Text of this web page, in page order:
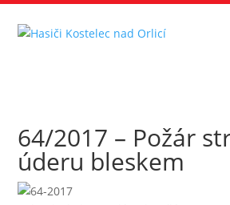
64/2017 – Požár
úderu bleskem